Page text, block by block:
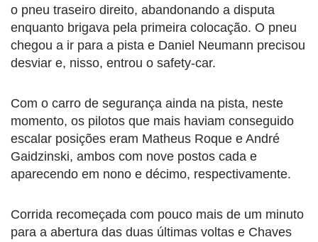
o pneu traseiro direito, abandonando a disputa
enquanto brigava pela primeira colocação. O pneu
chegou a ir para a pista e Daniel Neumann precisou
desviar e, nisso, entrou o safety-car.
Com o carro de segurança ainda na pista, neste
momento, os pilotos que mais haviam conseguido
escalar posições eram Matheus Roque e André
Gaidzinski, ambos com nove postos cada e
aparecendo em nono e décimo, respectivamente.
Corrida recomeçada com pouco mais de um minuto
para a abertura das duas últimas voltas e Chaves